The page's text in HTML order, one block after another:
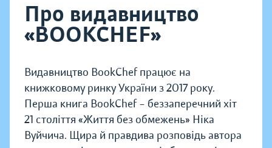
Про видавництво
«BOOKCHEF»
Видавництво BookChef працює на
книжковому ринку України з 2017 року.
Перша книга BookChef – беззаперечний хіт
21 століття «Життя без обмежень» Ніка
Вуйчича. Щира й правдива розповідь автора